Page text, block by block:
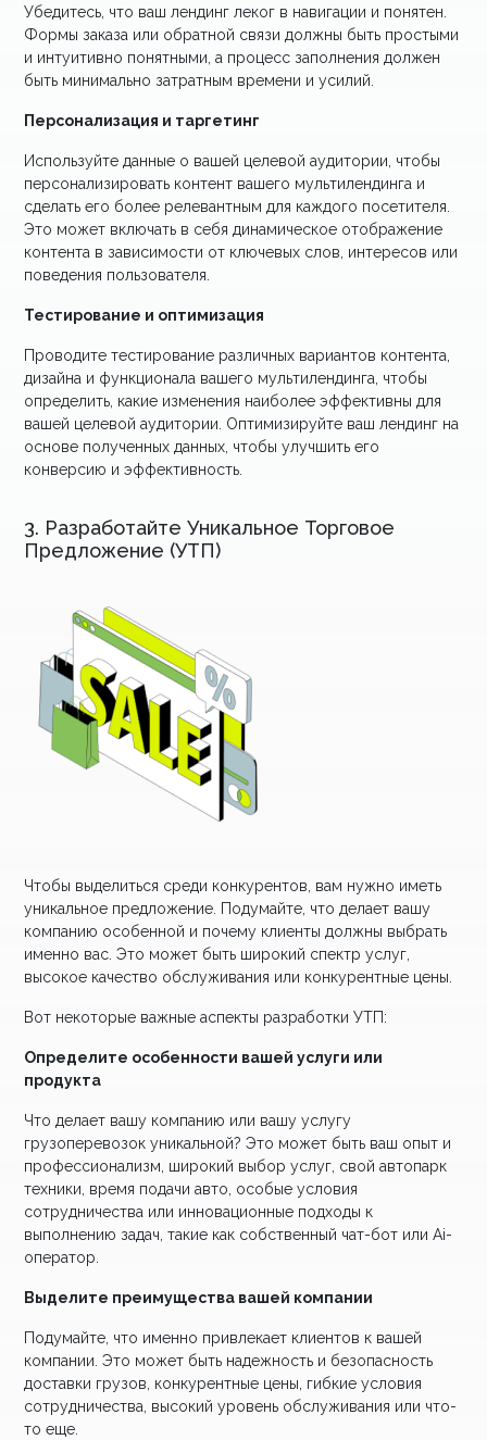
Убедитесь, что ваш лендинг леког в навигации и понятен.
Формы заказа или обратной связи должны быть простыми
и интуитивно понятными, а процесс заполнения должен
быть минимально затратным времени и усилий.
Персонализация и таргетинг
Используйте данные о вашей целевой аудитории, чтобы
персонализировать контент вашего мультилендинга и
сделать его более релевантным для каждого посетителя.
Это может включать в себя динамическое отображение
контента в зависимости от ключевых слов, интересов или
поведения пользователя.
Тестирование и оптимизация
Проводите тестирование различных вариантов контента,
дизайна и функционала вашего мультилендинга, чтобы
определить, какие изменения наиболее эффективны для
вашей целевой аудитории. Оптимизируйте ваш лендинг на
основе полученных данных, чтобы улучшить его
конверсию и эффективность.
3. Разработайте Уникальное Торговое
Предложение (УТП)
Чтобы выделиться среди конкурентов, вам нужно иметь
уникальное предложение. Подумайте, что делает вашу
компанию особенной и почему клиенты должны выбрать
именно вас. Это может быть широкий спектр услуг,
высокое качество обслуживания или конкурентные цены.
Вот некоторые важные аспекты разработки УТП:
Определите особенности вашей услуги или
продукта
Что делает вашу компанию или вашу услугу
грузоперевозок уникальной? Это может быть ваш опыт и
профессионализм, широкий выбор услуг, свой автопарк
техники, время подачи авто, особые условия
сотрудничества или инновационные подходы к
выполнению задач, такие как собственный чат-бот или Ai-
оператор.
Выделите преимущества вашей компании
Подумайте, что именно привлекает клиентов к вашей
компании. Это может быть надежность и безопасность
доставки грузов, конкурентные цены, гибкие условия
сотрудничества, высокий уровень обслуживания или что-
то еще.